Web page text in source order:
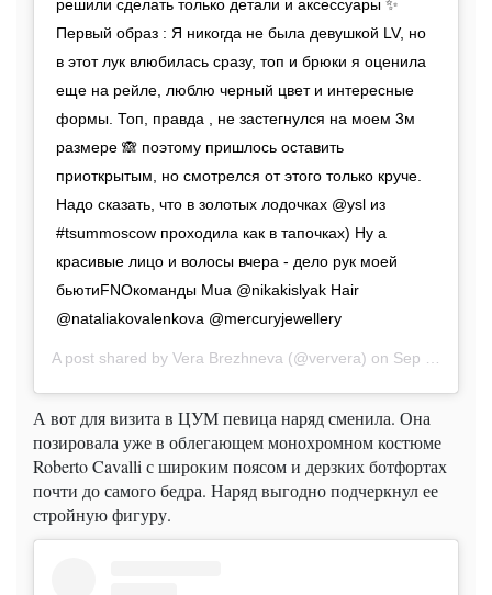
решили сделать только детали и аксессуары ✨
Первый образ : Я никогда не была девушкой LV, но
в этот лук влюбилась сразу, топ и брюки я оценила
еще на рейле, люблю черный цвет и интересные
формы. Топ, правда , не застегнулся на моем 3м
размере 🙈 поэтому пришлось оставить
приоткрытым, но смотрелся от этого только круче.
Надо сказать, что в золотых лодочках @ysl из
#tsummoscow проходила как в тапочках) Ну а
красивые лицо и волосы вчера - дело рук моей
бьютиFNOкоманды Mua @nikakislyak Hair
@nataliakovalenkova @mercuryjewellery
A post shared by Vera Brezhneva (@ververa) on Sep 4, 2019 at 9:00am PDT
А вот для визита в ЦУМ певица наряд сменила. Она
позировала уже в облегающем монохромном костюме
Roberto Cavalli с широким поясом и дерзких ботфортах
почти до самого бедра. Наряд выгодно подчеркнул ее
стройную фигуру.